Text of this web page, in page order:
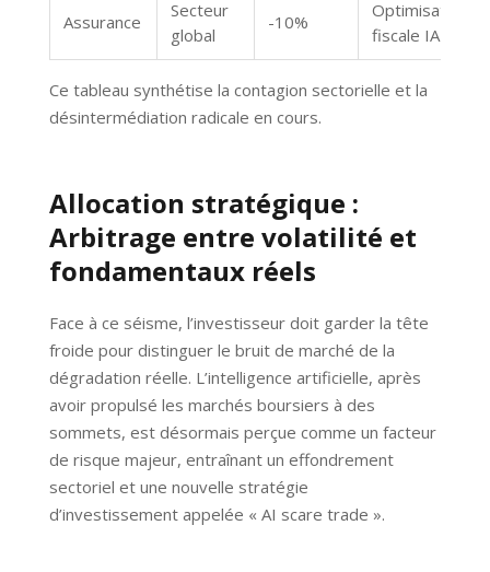
Assurance
Secteur
global
-10%
Optimisation
fiscale IA
Ce tableau synthétise la contagion sectorielle et la
désintermédiation radicale en cours.
Allocation stratégique :
Arbitrage entre volatilité et
fondamentaux réels
Face à ce séisme, l’investisseur doit garder la tête
froide pour distinguer le bruit de marché de la
dégradation réelle. L’intelligence artificielle, après
avoir propulsé les marchés boursiers à des
sommets, est désormais perçue comme un facteur
de risque majeur, entraînant un effondrement
sectoriel et une nouvelle stratégie
d’investissement appelée « AI scare trade ».